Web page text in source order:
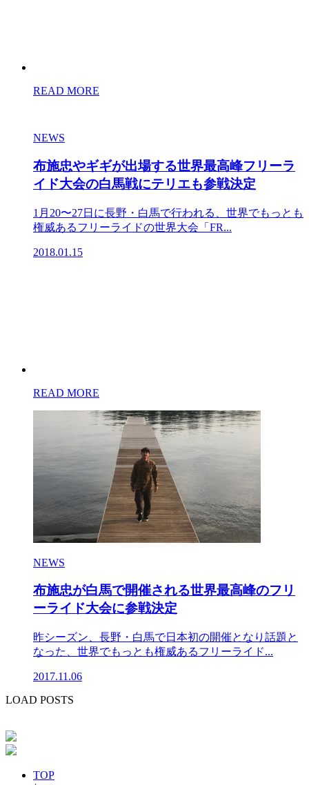
READ MORE
NEWS
布施忠やギギが出場する世界最高峰フリーラ
イド大会の白馬戦にテリエも参戦決定
1月20〜27日に長野・白馬で行われる、世界でもっとも
権威あるフリーライドの世界大会「FR...
2018.01.15
READ MORE
NEWS
布施忠が白馬で開催される世界最高峰のフリ
ーライド大会に参戦決定
昨シーズン、長野・白馬で日本初の開催となり話題と
なった、世界でもっとも権威あるフリーライド...
2017.11.06
LOAD POSTS
TOP